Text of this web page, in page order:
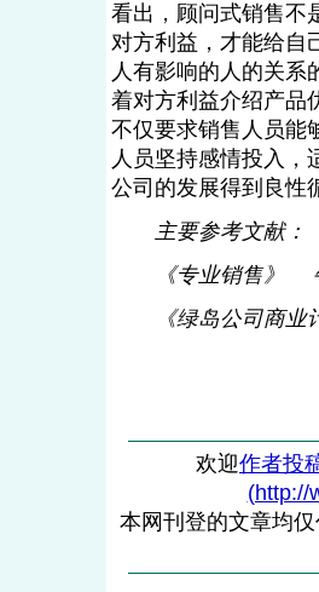
看出，顾问式销售不
对方利益，才能给自
人有影响的人的关系
着对方利益介绍产品
不仅要求销售人员能
人员坚持感情投入，
公司的发展得到良性
主要参考文献：
《专业销售》
《绿岛公司商业
欢迎作者投
(http://
本网刊登的文章均